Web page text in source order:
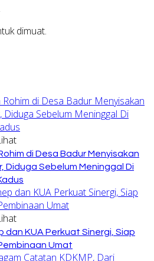
dimuat.
di Desa Badur Menyisakan
Diduga Sebelum Meninggal Di
dan KUA Perkuat Sinergi, Siap
Umat